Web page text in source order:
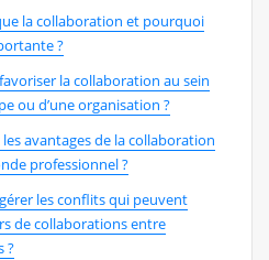
la collaboration et pourquoi
?
la collaboration au sein
ou d’une organisation ?
avantages de la collaboration
professionnel ?
les conflits qui peuvent
de collaborations entre
?